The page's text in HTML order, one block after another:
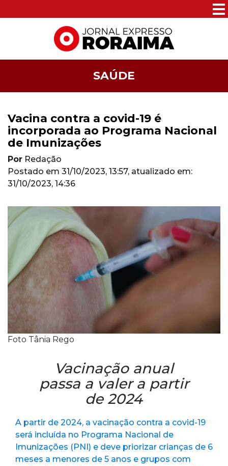
SAÚDE
Vacina contra a covid-19 é
incorporada ao Programa Nacional
de Imunizações
Por Redação
Postado em 31/10/2023, 13:57, atualizado em:
31/10/2023, 14:36
Foto Tânia Rego
Vacinação anual
passa a valer a partir
de 2024
A partir de 2024, a vacinação contra a covid-19
será incluída no Programa Nacional de
Imunizações (PNI) e deve priorizar crianças de 6
meses a menores de 5 anos e grupos com